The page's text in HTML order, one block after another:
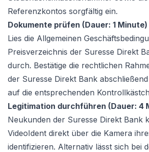
Referenzkontos sorgfältig ein.
Dokumente prüfen (Dauer: 1 Minute)
Lies die Allgemeinen
Preisverzeichnis der Suresse Direkt
durch. Bestätige die rechtlichen
der Suresse Direkt Bank
auf die entsprechenden
Legitimation durchführen (Dauer: 4
Neukunden der Suresse Direkt Bank
VideoIdent direkt über die Kamera
identifizieren. Alternativ lässt sich bei